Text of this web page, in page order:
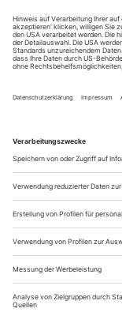
und außerhalb des
Swan Lack -
Welle
Drogen-Cocktails
Punk-Rakete des
Stephen Petronio.
es in einer
Der Ballerino als
hochbegabter...
Das letzte Glück
Pina Bausch, "Neues